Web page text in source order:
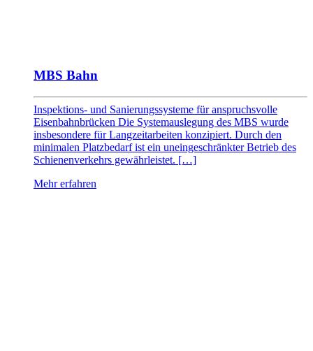
MBS Bahn
Inspektions- und Sanierungssysteme für anspruchsvolle
Eisenbahnbrücken Die Systemauslegung des MBS wurde
insbesondere für Langzeitarbeiten konzipiert. Durch den
minimalen Platzbedarf ist ein uneingeschränkter Betrieb des
Schienenverkehrs gewährleistet. […]
Mehr erfahren